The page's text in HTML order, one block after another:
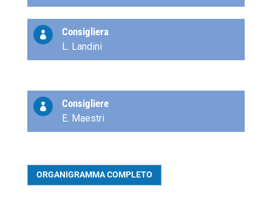
 Consigliera
L. Landini
 Consigliere
E. Maestri
ORGANIGRAMMA COMPLETO